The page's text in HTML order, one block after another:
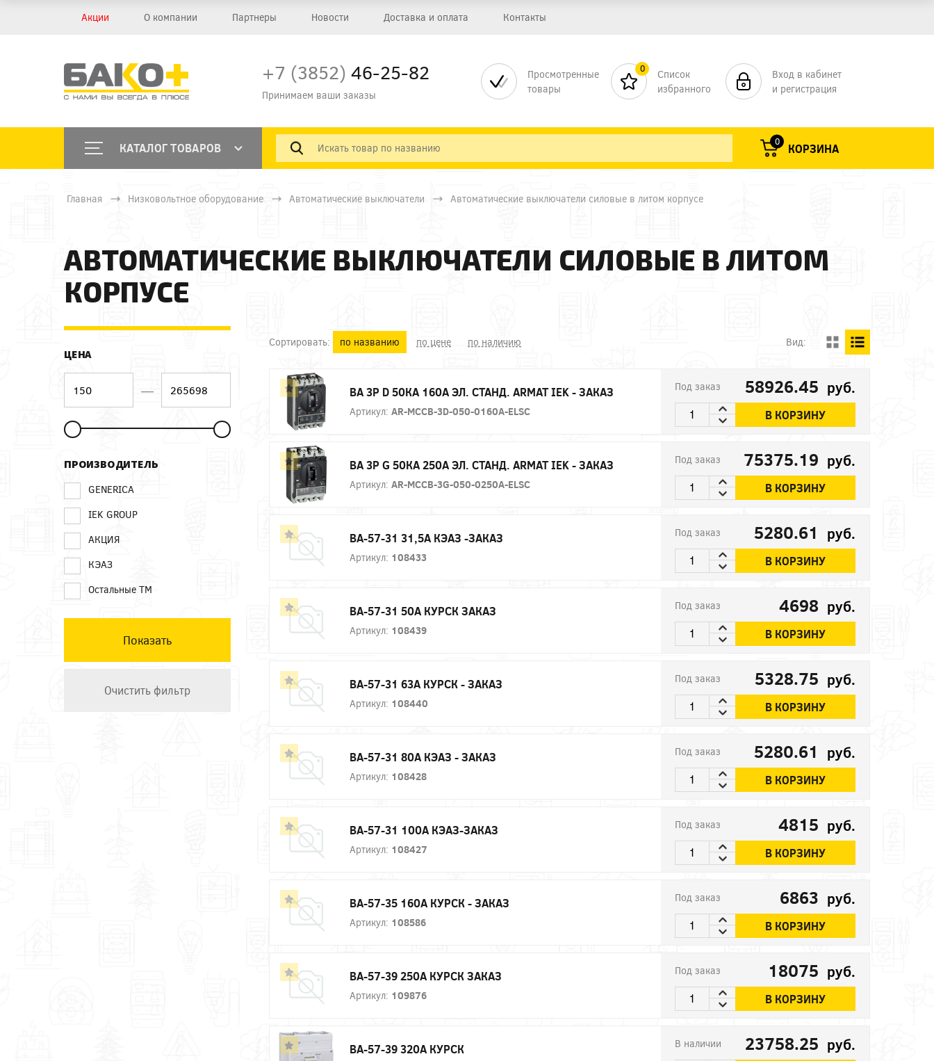
Акции О компании Партнеры Новости Доставка и оплата Контакты
+7 (3852) 46-25-82
Принимаем ваши заказы
Просмотренные
товары
0
Список
избранного
Вход в кабинет
и регистрация
КАТАЛОГ ТОВАРОВ 0 КОРЗИНА
Главная Низковольтное оборудование Автоматические выключатели Автоматические выключатели силовые в литом корпусе
АВТОМАТИЧЕСКИЕ ВЫКЛЮЧАТЕЛИ СИЛОВЫЕ В ЛИТОМ
КОРПУСЕ
ЦЕНА
—
ПРОИЗВОДИТЕЛЬ
GENERICA
IEK GROUP
АКЦИЯ
КЭАЗ
Остальные ТМ
Сортировать: по названию по цене по наличию Вид:
ВА 3P D 50КА 160А ЭЛ. СТАНД. ARMAT IEK - ЗАКАЗ
Артикул: AR-MCCB-3D-050-0160A-ELSC
Под заказ 58926.45 руб.
В КОРЗИНУ
ВА 3P G 50КА 250А ЭЛ. СТАНД. ARMAT IEK - ЗАКАЗ
Артикул: AR-MCCB-3G-050-0250A-ELSC
Под заказ 75375.19 руб.
В КОРЗИНУ
ВА-57-31 31,5А КЭАЗ -ЗАКАЗ
Артикул: 108433
Под заказ 5280.61 руб.
В КОРЗИНУ
ВА-57-31 50А КУРСК ЗАКАЗ
Артикул: 108439
Под заказ 4698 руб.
В КОРЗИНУ
ВА-57-31 63А КУРСК - ЗАКАЗ
Артикул: 108440
Под заказ 5328.75 руб.
В КОРЗИНУ
ВА-57-31 80А КЭАЗ - ЗАКАЗ
Артикул: 108428
Под заказ 5280.61 руб.
В КОРЗИНУ
ВА-57-31 100А КЭАЗ-ЗАКАЗ
Артикул: 108427
Под заказ 4815 руб.
В КОРЗИНУ
ВА-57-35 160А КУРСК - ЗАКАЗ
Артикул: 108586
Под заказ 6863 руб.
В КОРЗИНУ
ВА-57-39 250А КУРСК ЗАКАЗ
Артикул: 109876
Под заказ 18075 руб.
В КОРЗИНУ
ВА-57-39 320А КУРСК В наличии 23758.25 руб.